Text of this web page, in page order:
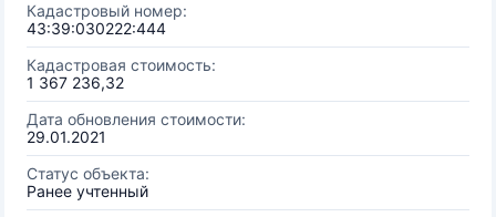
Кадастровый номер:
43:39:030222:444
Кадастровая стоимость:
1 367 236,32
Дата обновления стоимости:
29.01.2021
Статус объекта:
Ранее учтенный